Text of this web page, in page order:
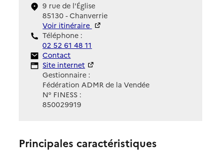
9 rue de l'Église
85130 - Chanverrie
Voir itinéraire
Téléphone :
02 52 61 48 11
Contact
Contact
Site Internet
Site internet
Gestionnaire :
Fédération ADMR de la Vendée
N° FINESS :
850029919
Principales caractéristiques